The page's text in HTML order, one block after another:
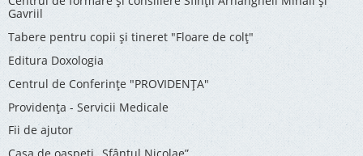
Gavriil
Tabere pentru copii şi tineret "Floare de colţ"
Editura Doxologia
Centrul de Conferinţe "PROVIDENŢA"
Providenţa - Servicii Medicale
Fii de ajutor